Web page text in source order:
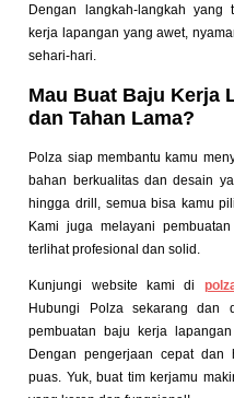
Dengan langkah-langkah yang
kerja lapangan yang awet,
sehari-hari.
Mau Buat Baju Kerja
dan Tahan Lama?
Polza siap membantu kamu
bahan berkualitas dan desain
hingga drill, semua bisa kamu
Kami juga melayani
terlihat profesional dan solid.
Kunjungi website kami di
Hubungi Polza sekarang dan
pembuatan baju kerja lapangan
Dengan pengerjaan cepat dan
puas. Yuk, buat tim kerjamu